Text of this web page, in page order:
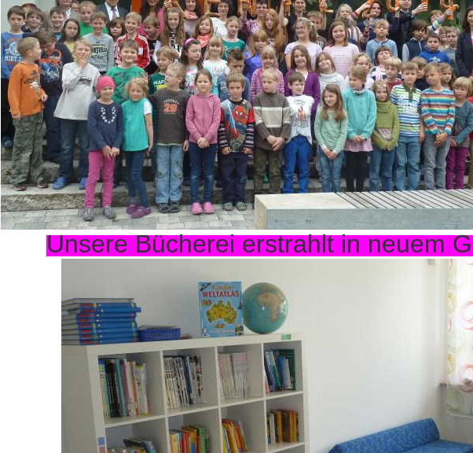
Unsere Bücherei erstrahlt in neuem